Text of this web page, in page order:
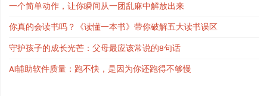
一个简单动作，让你瞬间从一团乱麻中解放出来
你真的会读书吗？《读懂一本书》带你破解五大读书误区
守护孩子的成长光芒：父母最应该常说的8句话
AI辅助软件质量：跑不快，是因为你还跑得不够慢